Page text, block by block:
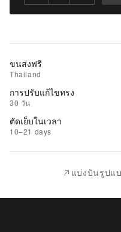
ไป
รถ
เข็น
รายการ
ที่
ชอบ
เปรียบ
ขนส่งฟรี
Thailand
การปรับแก้ไขทรง
30 วัน
ตัดเย็บในเวลา
10–21 days
แบ่งปันรูปแ